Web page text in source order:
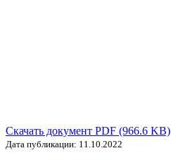
Скачать документ PDF (966.6 KB)
Дата публикации: 11.10.2022